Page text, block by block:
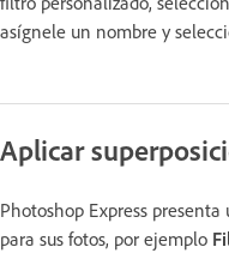
asígnele un nombre y
Aplicar
Photoshop Express
para sus fotos, por ejemplo